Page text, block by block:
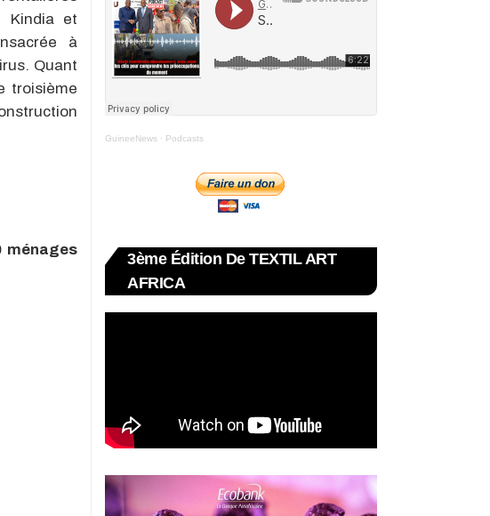
Kindia et
à
Quant
troisième
ménages
GuineeNews · Podcasts
3ème Édition De TEXTIL ART
AFRICA